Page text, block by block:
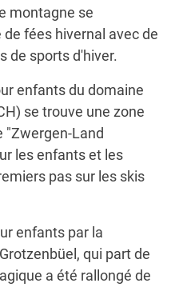
montagne se
fées hivernal avec de
de sports d'hiver.
enfants du domaine
se trouve une zone
"Zwergen-Land
les enfants et les
pas sur les skis
enfants par la
qui part de
a été rallongé de